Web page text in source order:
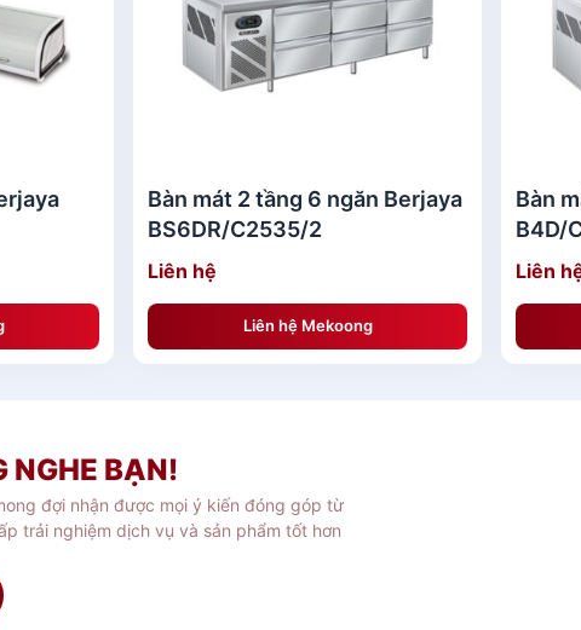
Bàn mát 2 tầng 6 ngăn Berjaya
BS6DR/C2535/2
Liên hệ
Liên hệ Mekoong
Bàn
B4D/
Liên
NGHE BẠN!
đợi nhận được mọi ý kiến đóng góp từ
trải nghiệm dịch vụ và sản phẩm tốt hơn